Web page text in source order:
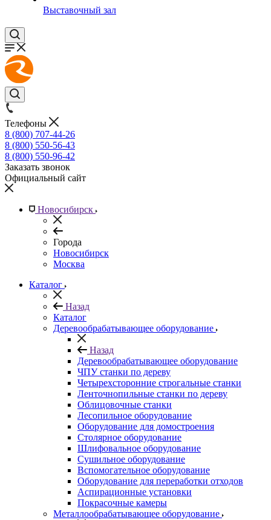
Выставочный зал
Телефоны
8 (800) 707-44-26
8 (800) 550-56-43
8 (800) 550-96-42
Заказать звонок
Официальный сайт
Новосибирск
Города
Новосибирск
Москва
Каталог
Назад
Каталог
Деревообрабатывающее оборудование
Назад
Деревообрабатывающее оборудование
ЧПУ станки по дереву
Четырехсторонние строгальные станки
Ленточнопильные станки по дереву
Облицовочные станки
Лесопильное оборудование
Оборудование для домостроения
Столярное оборудование
Шлифовальное оборудование
Сушильное оборудование
Вспомогательное оборудование
Оборудование для переработки отходов
Аспирационные установки
Покрасочные камеры
Металлообрабатывающее оборудование